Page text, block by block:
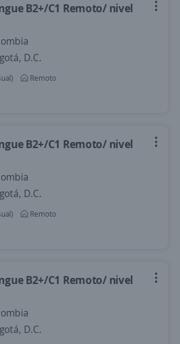
B2+/C1 Remoto/ nivel
D.C.
Remoto
B2+/C1 Remoto/ nivel
D.C.
Remoto
B2+/C1 Remoto/ nivel
D.C.